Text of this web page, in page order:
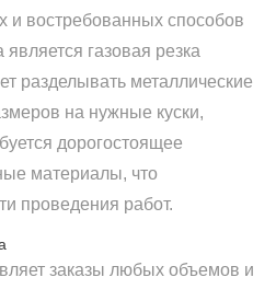
и востребованных способов
газовая резка
разделывать металлические
на нужные куски,
дорогостоящее
материалы, что
проведения работ.
заказы любых объемов и